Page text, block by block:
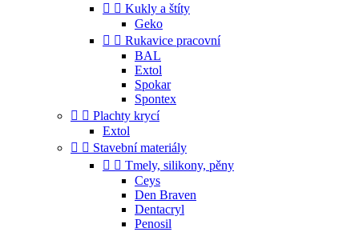
  Kukly a štíty
Geko
  Rukavice pracovní
BAL
Extol
Spokar
Spontex
  Plachty krycí
Extol
  Stavební materiály
  Tmely, silikony, pěny
Ceys
Den Braven
Dentacryl
Penosil